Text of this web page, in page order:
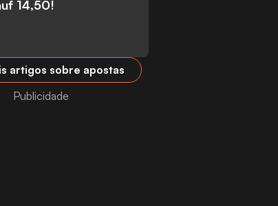
14,50!
artigos sobre apostas